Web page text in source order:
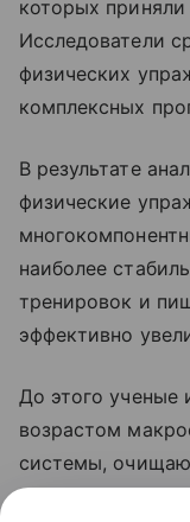
которых
Исследователи
физических
комплексных
В результате
физические
наиболее
тренировок и
эффективно
До этого ученые
возрастом
системы,
«мусора», —